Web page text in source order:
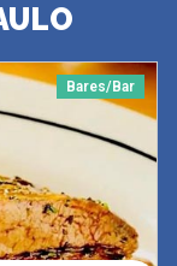
Bares/Bar